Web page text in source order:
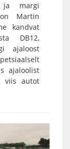
ja margi
Martin
kandvat
DB12,
ajaloost
ajaloolist
viis autot